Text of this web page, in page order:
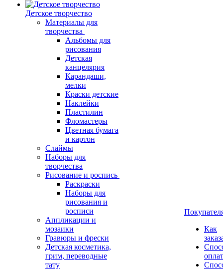
Детское творчество
Материалы для
творчества
Альбомы для
рисования
Детская
канцелярия
Карандаши,
мелки
Краски детские
Наклейки
Пластилин
Фломастеры
Цветная бумага
и картон
Слаймы
Наборы для
творчества
Рисование и роспись
Раскраски
Наборы для
рисования и
росписи
Аппликации и
мозаики
Гравюры и фрески
Детская косметика,
грим, переводные
тату
Как